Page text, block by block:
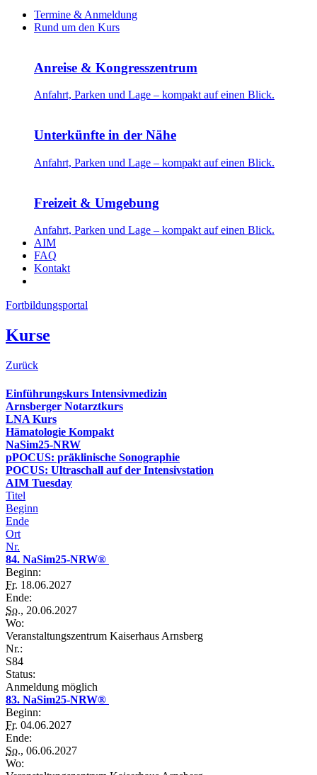
Termine & Anmeldung
Rund um den Kurs
Anreise & Kongresszentrum
Anfahrt, Parken und Lage – kompakt auf einen Blick.
Unterkünfte in der Nähe
Anfahrt, Parken und Lage – kompakt auf einen Blick.
Freizeit & Umgebung
Anfahrt, Parken und Lage – kompakt auf einen Blick.
AIM
FAQ
Kontakt
Fortbildungsportal
Kurse
Zurück
Einführungskurs Intensivmedizin
Arnsberger Notarztkurs
LNA Kurs
Hämatologie Kompakt
NaSim25-NRW
pPOCUS: präklinische Sonographie
POCUS: Ultraschall auf der Intensivstation
AIM Tuesday
Titel
Beginn
Ende
Ort
Nr.
84. NaSim25-NRW®
Beginn:
Fr. 18.06.2027
Ende:
So., 20.06.2027
Wo:
Veranstaltungszentrum Kaiserhaus Arnsberg
Nr.:
S84
Status:
Anmeldung möglich
83. NaSim25-NRW®
Beginn:
Fr. 04.06.2027
Ende:
So., 06.06.2027
Wo: